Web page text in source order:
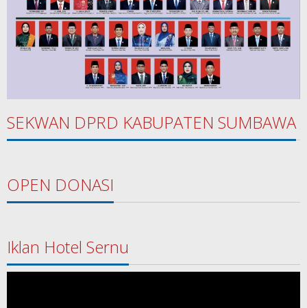
SEKWAN DPRD KABUPATEN SUMBAWA
OPEN DONASI
Iklan Hotel Sernu